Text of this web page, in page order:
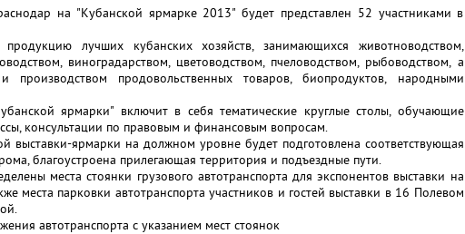
на "Кубанской ярмарке 2013" будет представлен 52 участниками в
лучших кубанских хозяйств, занимающихся животноводством,
виноградарством, цветоводством, пчеловодством, рыбоводством, а
производством продовольственных товаров, биопродуктов, народными
ярмарки" включит в себя тематические круглые столы, обучающие
консультации по правовым и финансовым вопросам.
выставки-ярмарки на должном уровне будет подготовлена соответствующая
благоустроена прилегающая территория и подъездные пути.
места стоянки грузового автотранспорта для экспонентов выставки на
места парковки автотранспорта участников и гостей выставки в 16 Полевом
автотранспорта с указанием мест стоянок